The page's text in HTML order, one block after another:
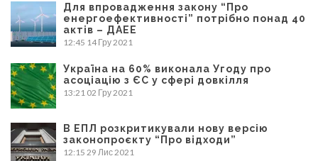
Для впровадження закону “Про
енергоефективності” потрібно понад 40
актів – ДАЕЕ
12:45 14 Гру 2021
Україна на 60% виконала Угоду про
асоціацію з ЄС у сфері довкілля
13:21 02 Гру 2021
В ЕПЛ розкритикували нову версію
законопроєкту “Про відходи”
12:15 29 Лис 2021